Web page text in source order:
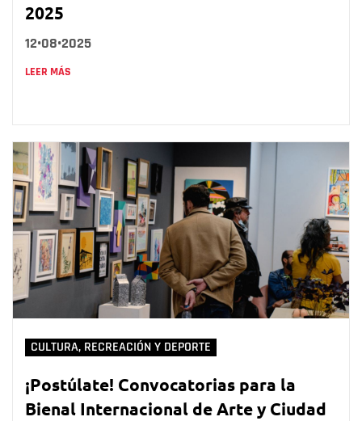
2025
12•08•2025
LEER MÁS
CULTURA, RECREACIÓN Y DEPORTE
¡Postúlate! Convocatorias para la
Bienal Internacional de Arte y Ciudad